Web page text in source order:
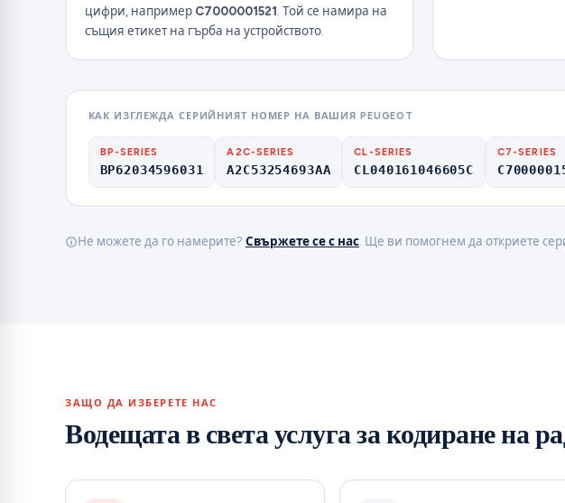
цифри, например C7000001521. Той се намира на
същия етикет на гърба на устройството.
КАК ИЗГЛЕЖДА СЕРИЙНИЯТ НОМЕР НА ВАШИЯ PEUGEOT
BP-SERIES
BP62034596031
A2C-SERIES
A2C53254693AA
CL-SERIES
CL040161046605C
C7-SERIES
Не можете да го намерите? Свържете се с нас. Ще ви помогнем да откриете
ЗАЩО ДА ИЗБЕРЕТЕ НАС
Водещата в света услуга за кодиране на